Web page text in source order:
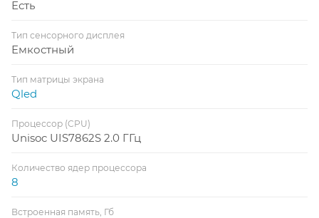
Есть
Тип сенсорного дисплея
Емкостный
Тип матрицы экрана
Qled
Процессор (CPU)
Unisoc UIS7862S 2.0 ГГц
Количество ядер процессора
8
Встроенная память, Гб